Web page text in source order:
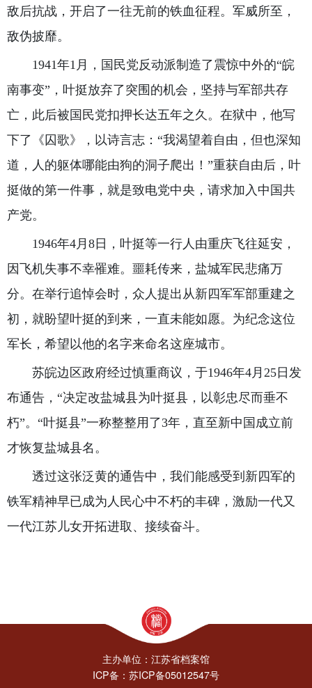
敌后抗战，开启了一往无前的铁血征程。军威所至，
敌伪披靡。
1941年1月，国民党反动派制造了震惊中外的“皖
南事变”，叶挺放弃了突围的机会，坚持与军部共存
亡，此后被国民党扣押长达五年之久。在狱中，他写
下了《囚歌》，以诗言志：“我渴望着自由，但也深知
道，人的躯体哪能由狗的洞子爬出！”重获自由后，叶
挺做的第一件事，就是致电党中央，请求加入中国共
产党。
1946年4月8日，叶挺等一行人由重庆飞往延安，
因飞机失事不幸罹难。噩耗传来，盐城军民悲痛万
分。在举行追悼会时，众人提出从新四军军部重建之
初，就盼望叶挺的到来，一直未能如愿。为纪念这位
军长，希望以他的名字来命名这座城市。
苏皖边区政府经过慎重商议，于1946年4月25日发
布通告，“决定改盐城县为叶挺县，以彰忠尽而垂不
朽”。“叶挺县”一称整整用了3年，直至新中国成立前
才恢复盐城县名。
透过这张泛黄的通告中，我们能感受到新四军的
铁军精神早已成为人民心中不朽的丰碑，激励一代又
一代江苏儿女开拓进取、接续奋斗。
主办单位：江苏省档案馆
ICP备：苏ICP备05012547号